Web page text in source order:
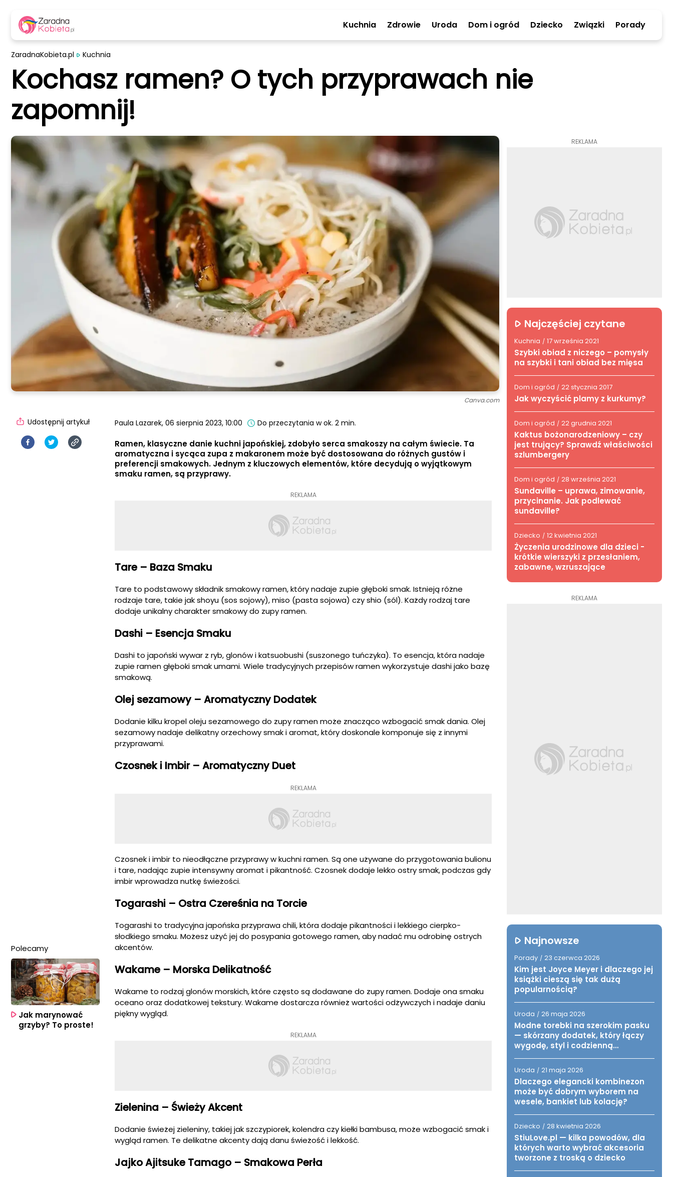
Kuchnia Zdrowie Uroda Dom i ogród Dziecko Związki Porady
Canva.com
ZaradnaKobieta.pl Kuchnia
Kochasz ramen? O tych przyprawach nie
zapomnij!
Paula Lazarek, 06 sierpnia 2023, 10:00 Do przeczytania w ok. 2 min.
Ramen, klasyczne danie kuchni japońskiej, zdobyło serca smakoszy na całym świecie. Ta
aromatyczna i sycąca zupa z makaronem może być dostosowana do różnych gustów i
preferencji smakowych. Jednym z kluczowych elementów, które decydują o wyjątkowym
smaku ramen, są przyprawy.
REKLAMA
Tare – Baza Smaku
Tare to podstawowy składnik smakowy ramen, który nadaje zupie głęboki smak. Istnieją różne
rodzaje tare, takie jak shoyu (sos sojowy), miso (pasta sojowa) czy shio (sól). Każdy rodzaj tare
dodaje unikalny charakter smakowy do zupy ramen.
Dashi – Esencja Smaku
Dashi to japoński wywar z ryb, glonów i katsuobushi (suszonego tuńczyka). To esencja, która nadaje
zupie ramen głęboki smak umami. Wiele tradycyjnych przepisów ramen wykorzystuje dashi jako bazę
smakową.
Olej sezamowy – Aromatyczny Dodatek
Dodanie kilku kropel oleju sezamowego do zupy ramen może znacząco wzbogacić smak dania. Olej
sezamowy nadaje delikatny orzechowy smak i aromat, który doskonale komponuje się z innymi
przyprawami.
Czosnek i Imbir – Aromatyczny Duet
REKLAMA
Czosnek i imbir to nieodłączne przyprawy w kuchni ramen. Są one używane do przygotowania bulionu
i tare, nadając zupie intensywny aromat i pikantność. Czosnek dodaje lekko ostry smak, podczas gdy
imbir wprowadza nutkę świeżości.
Togarashi – Ostra Czereśnia na Torcie
Togarashi to tradycyjna japońska przyprawa chili, która dodaje pikantności i lekkiego cierpko-
słodkiego smaku. Możesz użyć jej do posypania gotowego ramen, aby nadać mu odrobinę ostrych
akcentów.
Wakame – Morska Delikatność
Wakame to rodzaj glonów morskich, które często są dodawane do zupy ramen. Dodaje ona smaku
oceano oraz dodatkowej tekstury. Wakame dostarcza również wartości odżywczych i nadaje daniu
piękny wygląd.
REKLAMA
Zielenina – Świeży Akcent
Dodanie świeżej zieleniny, takiej jak szczypiorek, kolendra czy kiełki bambusa, może wzbogacić smak i
wygląd ramen. Te delikatne akcenty dają danu świeżość i lekkość.
Jajko Ajitsuke Tamago – Smakowa Perła
Udostępnij artykuł
Polecamy
Jak marynować
grzyby? To proste!
REKLAMA
Najczęściej czytane
Kuchnia / 17 września 2021
Szybki obiad z niczego – pomysły
na szybki i tani obiad bez mięsa
Dom i ogród / 22 stycznia 2017
Jak wyczyścić plamy z kurkumy?
Dom i ogród / 22 grudnia 2021
Kaktus bożonarodzeniowy – czy
jest trujący? Sprawdź właściwości
szlumbergery
Dom i ogród / 28 września 2021
Sundaville – uprawa, zimowanie,
przycinanie. Jak podlewać
sundaville?
Dziecko / 12 kwietnia 2021
Życzenia urodzinowe dla dzieci -
krótkie wierszyki z przesłaniem,
zabawne, wzruszające
REKLAMA
Najnowsze
Porady / 23 czerwca 2026
Kim jest Joyce Meyer i dlaczego jej
książki cieszą się tak dużą
popularnością?
Uroda / 26 maja 2026
Modne torebki na szerokim pasku
— skórzany dodatek, który łączy
wygodę, styl i codzienną
Uroda / 21 maja 2026
Dlaczego elegancki kombinezon
może być dobrym wyborem na
wesele, bankiet lub kolację?
Dziecko / 28 kwietnia 2026
StiuLove.pl — kilka powodów, dla
których warto wybrać akcesoria
tworzone z troską o dziecko